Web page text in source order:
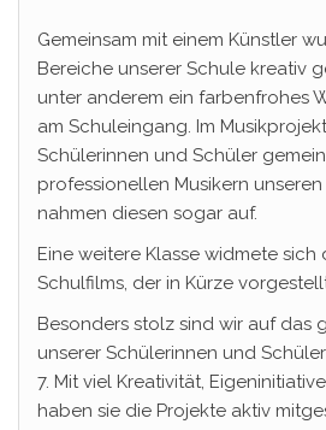
Gemeinsam mit einem Künstler
Bereiche unserer Schule kreativ
unter anderem ein farbenfrohes
am Schuleingang. Im
Schülerinnen und Schüler
professionellen Musikern
nahmen diesen sogar auf.
Eine weitere Klasse widmete sich
Schulfilms, der in Kürze
Besonders stolz sind wir auf das
unserer Schülerinnen und
7. Mit viel Kreativität,
haben sie die Projekte aktiv